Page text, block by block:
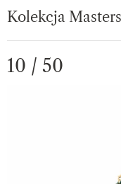
Kolekcja
10 / 50